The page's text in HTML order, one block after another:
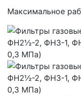
Максимальное